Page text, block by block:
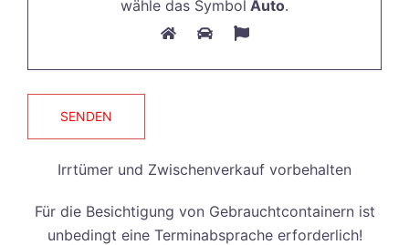
wähle das Symbol Auto.
Irrtümer und Zwischenverkauf vorbehalten
Für die Besichtigung von Gebrauchtcontainern ist
unbedingt eine Terminabsprache erforderlich!